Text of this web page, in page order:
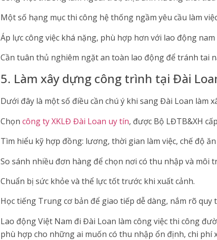
Một số hạng mục thi công hệ thống ngầm yêu cầu làm
Áp lực công việc khá nặng, phù hợp hơn với lao động
Cần tuân thủ nghiêm ngặt an toàn lao động để tránh tai
5. Làm xây dựng công trình tại Đài
Dưới đây là một số điều cần chú ý khi sang Đài Loan làm
Chọn công ty XKLĐ Đài Loan uy tín, được Bộ LĐTB&XH
Tìm hiểu kỹ hợp đồng: lương, thời gian làm việc, chế độ ăn
So sánh nhiều đơn hàng để chọn nơi có thu nhập và môi
Chuẩn bị sức khỏe và thể lực tốt trước khi xuất cảnh.
Học tiếng Trung cơ bản để giao tiếp dễ dàng, nắm rõ quy
Lao động Việt Nam đi Đài Loan làm công việc thi công
phù hợp cho những ai muốn có thu nhập ổn định, chi phí